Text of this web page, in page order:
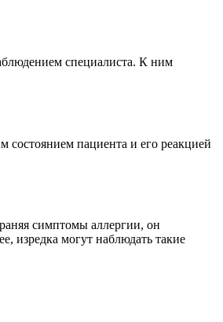
специалиста. К ним
состоянием пациента и его реакцией
симптомы аллергии, он
изредка могут наблюдать такие